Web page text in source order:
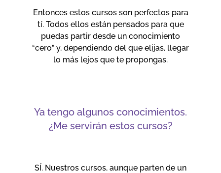
Entonces estos cursos son perfectos para
tí. Todos ellos están pensados para que
puedas partir desde un conocimiento
“cero” y, dependiendo del que elijas, llegar
lo más lejos que te propongas.
Ya tengo algunos conocimientos.
¿Me servirán estos cursos?
SÍ. Nuestros cursos, aunque parten de un